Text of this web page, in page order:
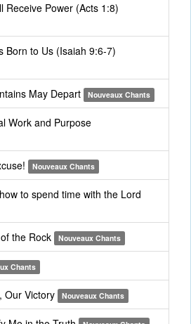
Receive Power (Acts 1:8)
Born to Us (Isaiah 9:6-7)
May Depart Nouveaux Chants
Work and Purpose
Nouveaux Chants
to spend time with the Lord
the Rock Nouveaux Chants
Chants
Our Victory Nouveaux Chants